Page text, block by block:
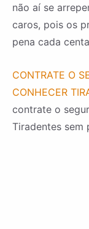
não aí se
caros, pois os
pena cada
CONTRATE O
CONHECER
contrate o
Tiradentes sem